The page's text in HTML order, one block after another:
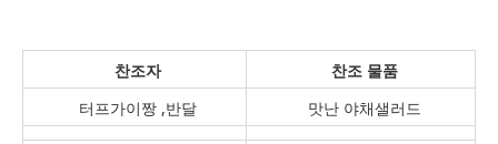
찬조자
찬조 물품
터프가이짱 ,반달
맛난 야채샐러드